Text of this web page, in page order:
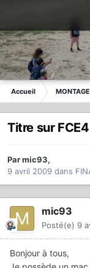
Accueil
Titre sur FCE4
Parmic93,
9 avril 2009 dans
mic93
Posté(e) 9
Bonjour à tous,